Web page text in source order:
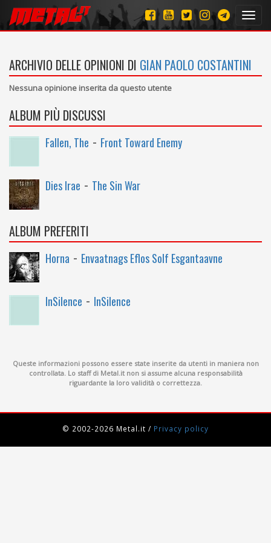
ARCHIVIO DELLE OPINIONI DI GIAN PAOLO COSTANTINI
Nessuna opinione inserita da questo utente
ALBUM PIÙ DISCUSSI
Fallen, The - Front Toward Enemy
Dies Irae - The Sin War
ALBUM PREFERITI
Horna - Envaatnags Eflos Solf Esgantaavne
InSilence - InSilence
Queste informazioni possono essere state inserite da utenti in maniera non
controllata. Lo staff di Metal.it non si assume alcuna responsabilità
riguardante la loro validità o correttezza.
© 2002-2026 Metal.it / Privacy policy